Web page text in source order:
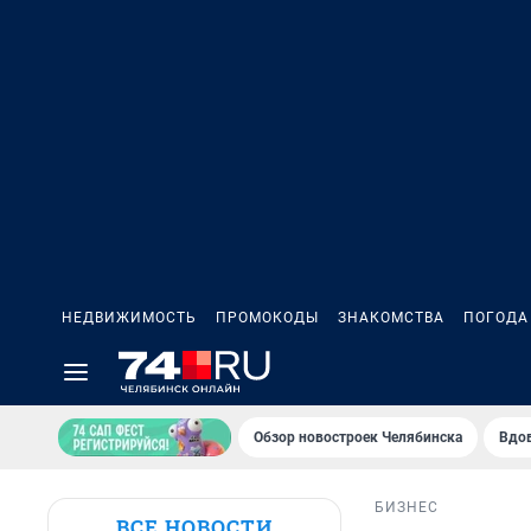
НЕДВИЖИМОСТЬ ПРОМОКОДЫ ЗНАКОМСТВА ПОГОДА
Обзор новостроек Челябинска
БИЗНЕС